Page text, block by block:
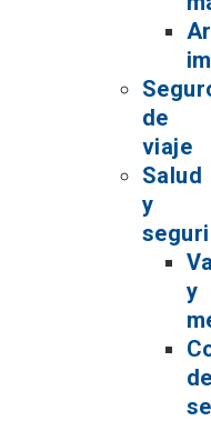
de
viaje
Salud
y
y